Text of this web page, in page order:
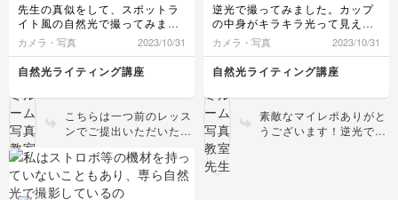
先生の真似をして、スポットラ
イト風の自然光で撮ってみまし
た！カーテンの隙間から光を当
てようとしたのですが、背景に
まで当たってしまい、なかなか
難易度が高かったです。スポッ
かりわせんが、普段の写真とは
違ったカッコ良い雰囲気になっ
たと思います(^^)ありがとうご
ざいました！
カメラ・写真 2023/10/31
自然光ライティング講座
こちらは一つ前のレッス
ンでご提出いただいたマ
気が代わりに、カッコ良
い雰囲気のお写真です
ね！スポットライト風に
逆光で撮ってみました。カップ
の中身がキラキラ光って見えま
すね(^^)
カメラ・写真 2023/10/31
自然光ライティング講座
素敵なマイレポありがと
うございます！逆光で撮